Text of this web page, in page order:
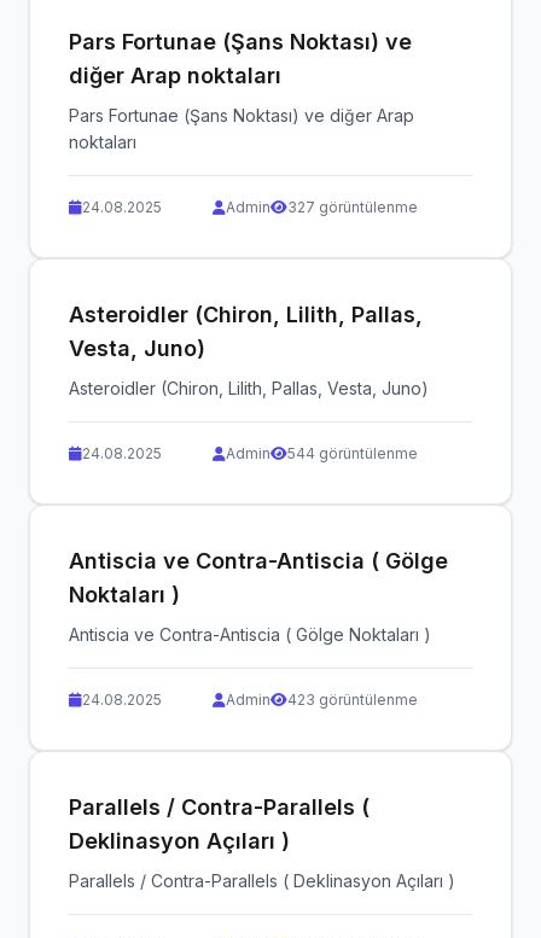
Pars Fortunae (Şans Noktası) ve
diğer Arap noktaları
Pars Fortunae (Şans Noktası) ve diğer Arap
noktaları
24.08.2025 Admin 327 görüntülenme
Asteroidler (Chiron, Lilith, Pallas,
Vesta, Juno)
Asteroidler (Chiron, Lilith, Pallas, Vesta, Juno)
24.08.2025 Admin 544 görüntülenme
Antiscia ve Contra-Antiscia ( Gölge
Noktaları )
Antiscia ve Contra-Antiscia ( Gölge Noktaları )
24.08.2025 Admin 423 görüntülenme
Parallels / Contra-Parallels (
Deklinasyon Açıları )
Parallels / Contra-Parallels ( Deklinasyon Açıları )